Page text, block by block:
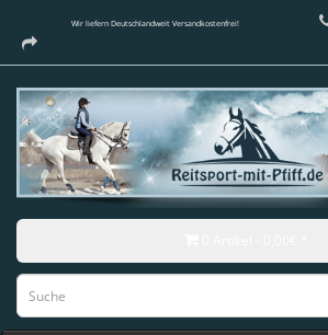
Wir liefern Deutschlandweit Versandkostenfrei!